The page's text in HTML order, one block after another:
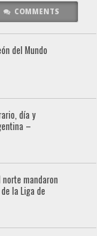
COMMENTS
del Mundo
día y
–
mandaron
la Liga de